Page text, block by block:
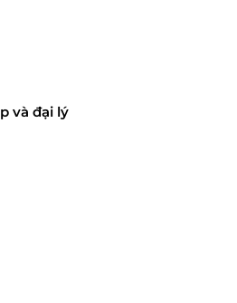
– Nơi cảm xúc thăng
thiết kế với phong cách Á
gỗ sang trọng, ánh sáng nhẹ
VIP riêng tư, tạo nên một
những dịp đặc biệt. Dù là
buổi gặp gỡ đối tác, nơi đây
gần gũi nhưng không kém
và đại lý